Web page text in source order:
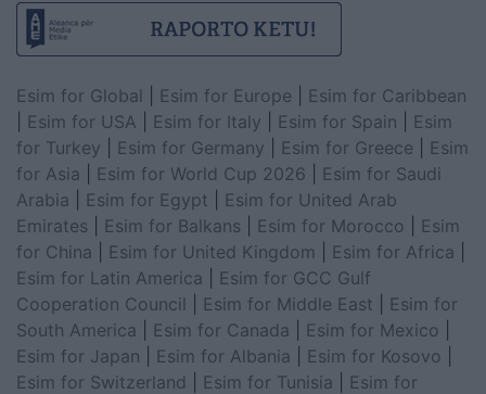
Esim for Global Esim for Europe
Esim for Caribbean
Esim for USA Esim for Italy Esim for Spain
Esim
for Turkey
Esim for Germany Esim for Greece
Esim
for Asia
Esim for World Cup 2026
Esim for Saudi
Arabia
Esim for Egypt
Esim for United Arab
Emirates
Esim for Balkans Esim for Morocco
Esim
for China
Esim for United Kingdom Esim for Africa
Esim for Latin America
Esim for GCC Gulf
Cooperation Council
Esim for Middle East
Esim for
South America
Esim for Canada Esim for Mexico
Esim for Japan
Esim for Albania Esim for Kosovo
Esim for Switzerland
Esim for Tunisia
Esim for